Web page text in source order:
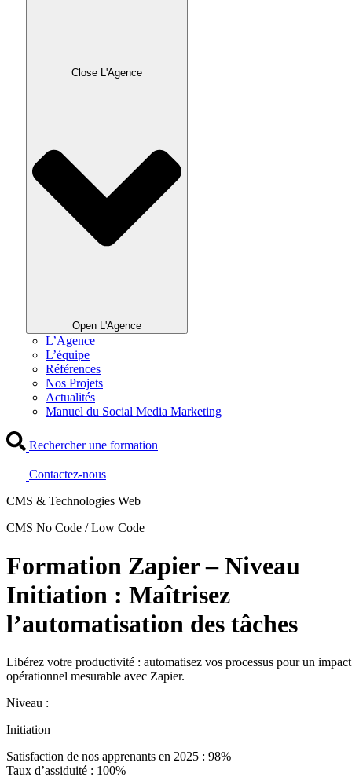
Close L'Agence
Open L'Agence
L’Agence
L’équipe
Références
Nos Projets
Actualités
Manuel du Social Media Marketing
Rechercher une formation
Contactez-nous
CMS & Technologies Web
CMS No Code / Low Code
Formation Zapier – Niveau
Initiation : Maîtrisez
l’automatisation des tâches
Libérez votre productivité : automatisez vos processus pour un impact
opérationnel mesurable avec Zapier.
Niveau :
Initiation
Satisfaction de nos apprenants en 2025 : 98%
Taux d’assiduité : 100%